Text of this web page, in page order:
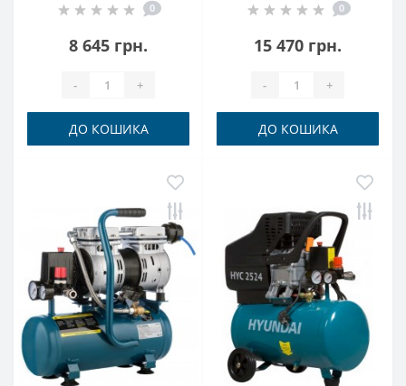
1824SiU Hyundai
0
8 645 грн.
- +
ДО КОШИКА
3050SiU Hyundai
0
15 470 грн.
- +
ДО КОШИКА